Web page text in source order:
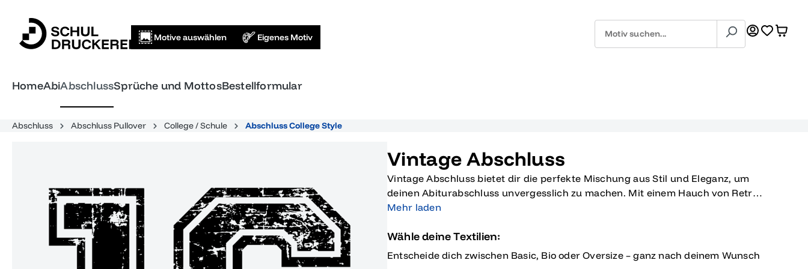
Motive auswählen Eigenes Motiv
HomeAbiAbschlussSprüche und MottosBestellformular
Abschluss Abschluss Pullover College / Schule Abschluss College Style
Vintage Abschluss
Vintage Abschluss bietet dir die perfekte Mischung aus Stil und Eleganz, um
deinen Abiturabschluss unvergesslich zu machen. Mit einem Hauch von Retro
und einer Prise klassischem Stil, wirst du im Mittelpunkt der Aufmerksamkeit
Kollektion ist sorgfältig kuratiert, um dir das beste aus Vintage und moderner
Mode zu bieten, sodass du sowohl bei der Abschlussfeier als auch beim Abi-
Ball eine strahlende Figur machst. Egal ob du dich für ein stilvolles Kleid oder
Mehr laden
Wähle deine Textilien:
Entscheide dich zwischen Basic, Bio oder Oversize – ganz nach deinem Wunsch